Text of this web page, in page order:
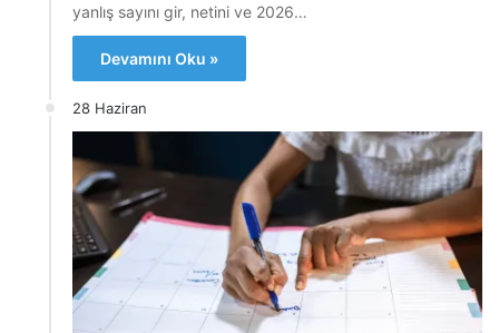
yanlış sayını gir, netini ve 2026…
Devamını Oku »
28 Haziran